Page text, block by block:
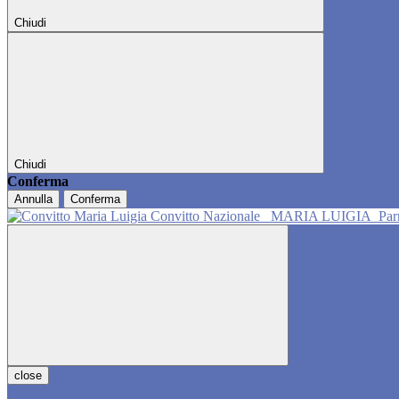
Chiudi
Chiudi
Conferma
Annulla Conferma
Convitto Nazionale MARIA LUIGIA
close